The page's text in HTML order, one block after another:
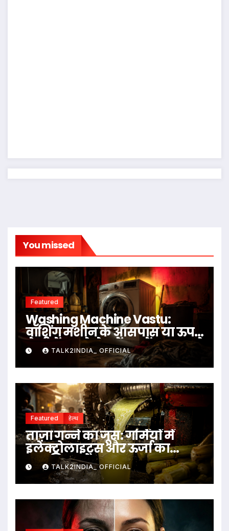
You missed
Featured
Washing Machine Vastu:
वॉशिंग मशीन के आसपास या ऊपर
ये चीजें रखने से बचें, जानें क्या कहते
हैं वास्तु नियम
TALK2INDIA_ OFFICIAL
Featured हेल्थ
ताज़ा गन्ने का जूस: गर्मियों में
इलेक्ट्रोलाइट्स और ऊर्जा का
प्राकृतिक स्रोत
TALK2INDIA_ OFFICIAL